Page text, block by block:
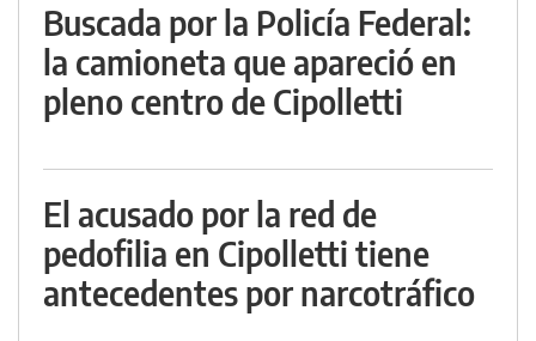
Buscada por la Policía Federal:
la camioneta que apareció en
pleno centro de Cipolletti
El acusado por la red de
pedofilia en Cipolletti tiene
antecedentes por narcotráfico